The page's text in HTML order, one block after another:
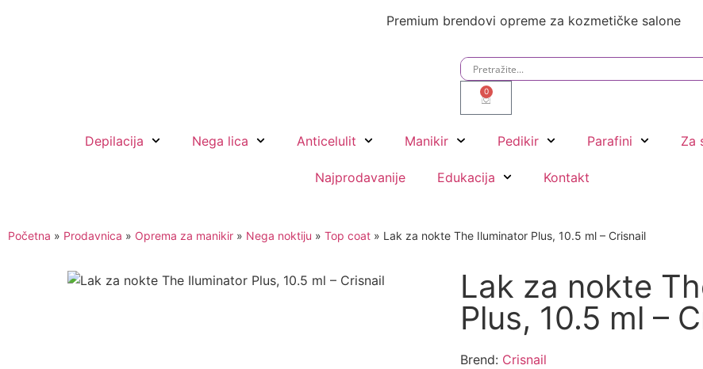
Premium brendovi opreme za kozmetičke salone
0
Depilacija Nega lica Anticelulit Manikir Pedikir Parafini Za
Najprodavanije Edukacija Kontakt
Početna » Prodavnica » Oprema za manikir » Nega noktiju » Top coat » Lak za nokte The Iluminator Plus, 10.5 ml – Crisnail
Lak za nokte
Plus, 10.5 ml –
Brend: Crisnail